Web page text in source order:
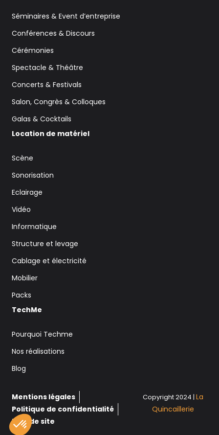
Séminaires & Event d’entreprise
Conférences & Discours
Cérémonies
Spectacle & Théâtre
Concerts & Festivals
Salon, Congrès & Colloques
Galas & Cocktails
Location de matériel
Scène
Sonorisation
Eclairage
Vidéo
Informatique
Structure et levage
Cablage et électricité
Mobilier
Packs
TechMe
Pourquoi Techme
Nos réalisations
Blog
Mentions légales
Politique de confidentialité
Plan de site
Copyright 2024 |La
Quincaillerie